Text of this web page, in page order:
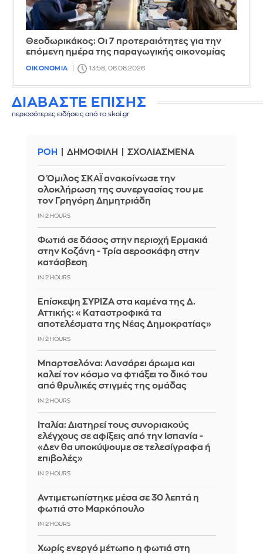
Θεοδωρικάκος: Οι 7 προτεραιότητες για την
επόμενη ημέρα της παραγωγικής οικονομίας
ΟΙΚΟΝΟΜΙΑ 13:58, 06.08.2026
ΔΙΑΒΑΣΤΕ ΕΠΙΣΗΣ
περισσότερες ειδήσεις από το skai.gr
ΡΟΗ ΔΗΜΟΦΙΛΗ ΣΧΟΛΙΑΣΜΕΝΑ
Ο Όμιλος ΣΚΑΪ ανακοίνωσε την
ολοκλήρωση της συνεργασίας του με
τον Γρηγόρη Δημητριάδη
IN 2 HOURS
Φωτιά σε δάσος στην περιοχή Ερμακιά
στην Κοζάνη - Τρία αεροσκάφη στην
κατάσβεση
IN 2 HOURS
Επίσκεψη ΣΥΡΙΖΑ στα καμένα της Δ.
Αττικής: «Καταστροφικά τα
αποτελέσματα της Νέας Δημοκρατίας»
IN 2 HOURS
Μπαρτσελόνα: Λανσάρει άρωμα και
καλεί τον κόσμο να φτιάξει το δικό του
από θρυλικές στιγμές της ομάδας
IN 2 HOURS
Ιταλία: Διατηρεί τους συνοριακούς
ελέγχους σε αφίξεις από την Ισπανία -
«Δεν θα υποκύψουμε σε τελεσίγραφα ή
επιβολές»
IN 2 HOURS
Αντιμετωπίστηκε μέσα σε 30 λεπτά η
φωτιά στο Μαρκόπουλο
IN 2 HOURS
Χωρίς ενεργό μέτωπο η φωτιά στη